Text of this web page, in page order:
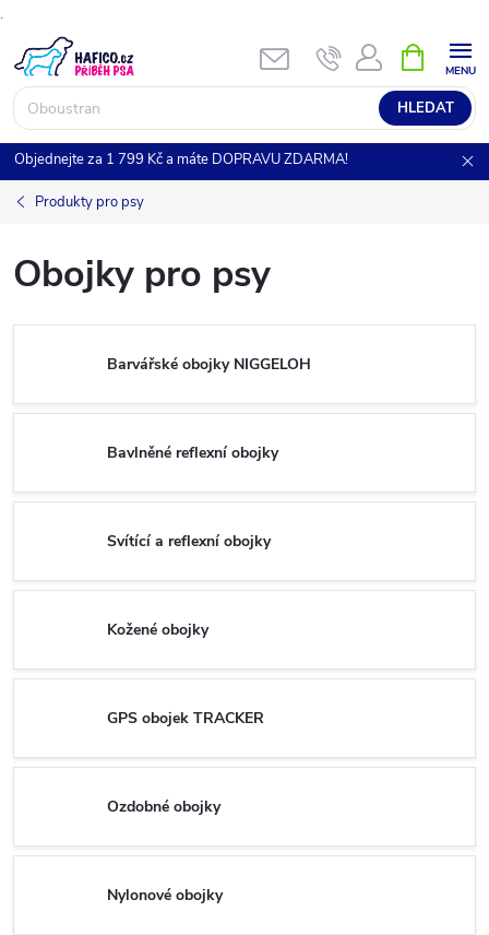
.
na
obsah
HLEDAT
NÁKUPNÍ
KOŠÍK
Objednejte za 1 799 Kč a máte DOPRAVU ZDARMA!
Produkty pro psy
Obojky pro psy
Barvářské obojky NIGGELOH
Bavlněné reflexní obojky
Svítící a reflexní obojky
Kožené obojky
GPS obojek TRACKER
Ozdobné obojky
Nylonové obojky